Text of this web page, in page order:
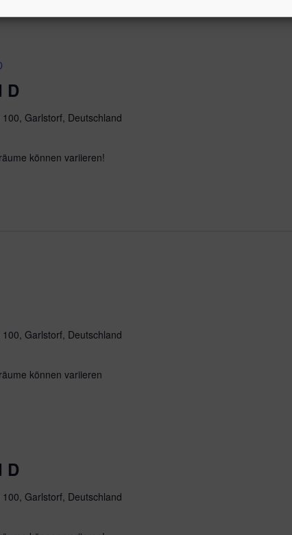
D
Garlstorf, Deutschland
können variieren!
Garlstorf, Deutschland
können variieren
D
Garlstorf, Deutschland